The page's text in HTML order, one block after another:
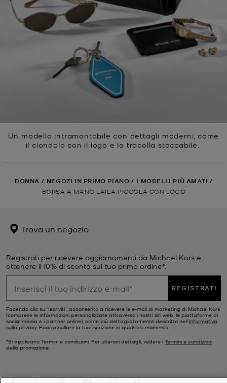
Un modello intramontabile con dettagli moderni, come
il ciondolo con il logo e la tracolla staccabile.
DONNA / NEGOZI IN PRIMO PIANO / I MODELLI PIÙ AMATI /
BORSA A MANO LAILA PICCOLA CON LOGO
Trova un negozio
Registrati per ricevere aggiornamenti da Michael Kors e
ottenere il 10% di sconto sul tuo primo ordine*.
REGISTRATI
Facendo clic su "Iscriviti", acconsento a ricevere le e-mail di marketing di Michael Kors
(comprese le informazioni personalizzate attraverso i nostri siti web, le piattaforme di
social media e i partner online), come più dettagliatamente descritto nell’Informativa
sulla privacy. Puoi annullare la tua iscrizione in qualsiasi momento.
*Si applicano Termini e condizioni. Per ulteriori dettagli, vedere i Termini e condizioni
della promozione.